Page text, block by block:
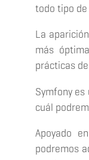
todo tipo
La
más
prácticas
Symfony
cuál
Apoyado
podremos